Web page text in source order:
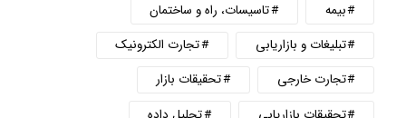
بیمه
تاسیسات، راه و ساختمان
تبلیغات و بازاریابی
تجارت الکترونیک
تجارت خارجی
تحقیقات بازار